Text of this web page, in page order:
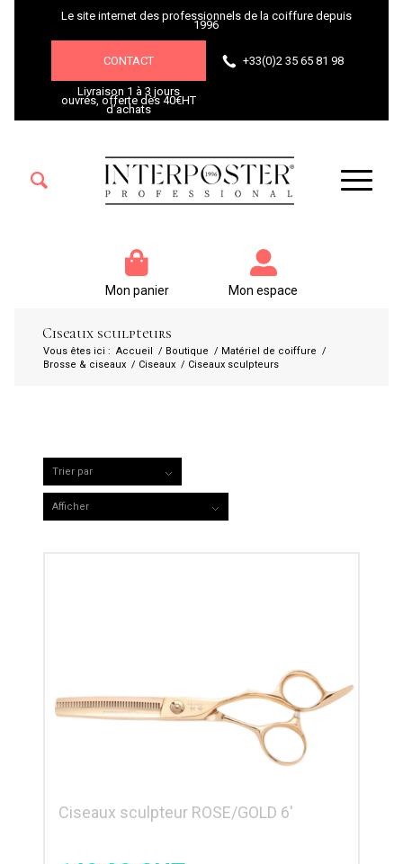
Livraison 1 à 3 jours
ouvrés, offerte dès 40€HT
d’achats
Le site internet des professionnels de la coiffure depuis
1996
CONTACT +33(0)2 35 65 81 98
Mon panier Mon espace
Ciseaux sculpteurs
Vous êtes ici : Accueil / Boutique / Matériel de coiffure /
Brosse & ciseaux / Ciseaux / Ciseaux sculpteurs
Trier par
Afficher
Ciseaux sculpteur ROSE/GOLD 6′